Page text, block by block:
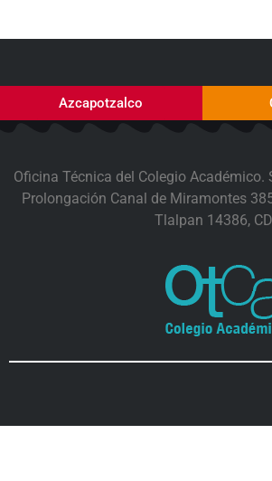
Azcapotzalco
Oficina Técnica del Colegio Académico.
Prolongación Canal de Miramontes
Tlalpan 14386,